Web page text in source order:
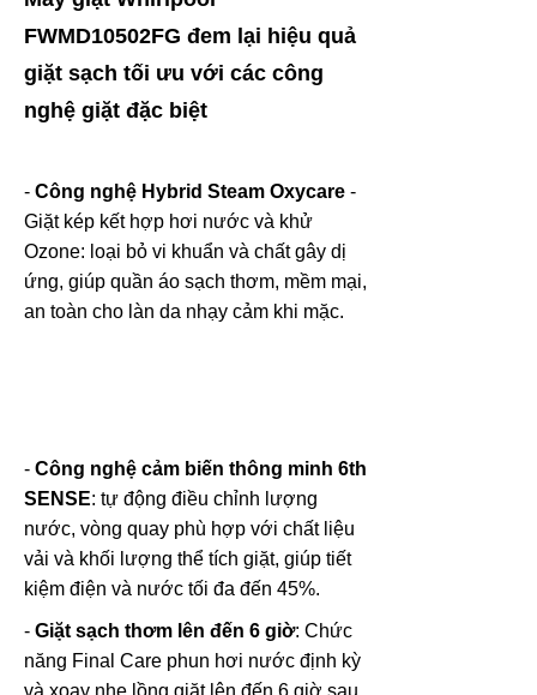
FWMD10502FG đem lại hiệu quả
giặt sạch tối ưu với các công
nghệ giặt đặc biệt
- Công nghệ Hybrid Steam Oxycare -
Giặt kép kết hợp hơi nước và khử
Ozone: loại bỏ vi khuẩn và chất gây dị
ứng, giúp quần áo sạch thơm, mềm mại,
an toàn cho làn da nhạy cảm khi mặc.
- Công nghệ cảm biến thông minh 6th
SENSE: tự động điều chỉnh lượng
nước, vòng quay phù hợp với chất liệu
vải và khối lượng thể tích giặt, giúp tiết
kiệm điện và nước tối đa đến 45%.
- Giặt sạch thơm lên đến 6 giờ: Chức
năng Final Care phun hơi nước định kỳ
và xoay nhẹ lồng giặt lên đến 6 giờ sau